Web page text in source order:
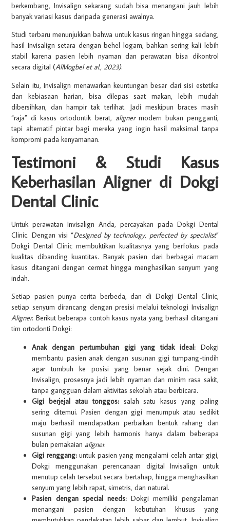
berkembang, Invisalign sekarang sudah bisa menangani jauh lebih
banyak variasi kasus daripada generasi awalnya.
Studi terbaru menunjukkan bahwa untuk kasus ringan hingga sedang,
hasil Invisalign setara dengan behel logam, bahkan sering kali lebih
stabil karena pasien lebih nyaman dan perawatan bisa dikontrol
secara digital (AlMogbel et al., 2023).
Selain itu, Invisalign menawarkan keuntungan besar dari sisi estetika
dan kebiasaan harian, bisa dilepas saat makan, lebih mudah
dibersihkan, dan hampir tak terlihat. Jadi meskipun braces masih
“raja” di kasus ortodontik berat, aligner modern bukan pengganti,
tapi alternatif pintar bagi mereka yang ingin hasil maksimal tanpa
kompromi pada kenyamanan.
Testimoni & Studi Kasus
Keberhasilan Aligner di Dokgi
Dental Clinic
Untuk perawatan Invisalign Anda, percayakan pada Dokgi Dental
Clinic. Dengan visi “Designed by technology, perfected by specialist”
Dokgi Dental Clinic membuktikan kualitasnya yang berfokus pada
kualitas dibanding kuantitas. Banyak pasien dari berbagai macam
kasus ditangani dengan cermat hingga menghasilkan senyum yang
indah.
Setiap pasien punya cerita berbeda, dan di Dokgi Dental Clinic,
setiap senyum dirancang dengan presisi melalui teknologi Invisalign
Aligner. Berikut beberapa contoh kasus nyata yang berhasil ditangani
tim ortodonti Dokgi:
Anak dengan pertumbuhan gigi yang tidak ideal: Dokgi
membantu pasien anak dengan susunan gigi tumpang-tindih
agar tumbuh ke posisi yang benar sejak dini. Dengan
Invisalign, prosesnya jadi lebih nyaman dan minim rasa sakit,
tanpa gangguan dalam aktivitas sekolah atau berbicara.
Gigi berjejal atau tonggos: salah satu kasus yang paling
sering ditemui. Pasien dengan gigi menumpuk atau sedikit
maju berhasil mendapatkan perbaikan bentuk rahang dan
susunan gigi yang lebih harmonis hanya dalam beberapa
bulan pemakaian aligner.
Gigi renggang:untuk pasien yang mengalami celah antar gigi,
Dokgi menggunakan perencanaan digital Invisalign untuk
menutup celah tersebut secara bertahap, hingga menghasilkan
senyum yang lebih rapat, simetris, dan natural.
Pasien dengan special needs:Dokgi memiliki pengalaman
menangani pasien dengan kebutuhan khusus yang